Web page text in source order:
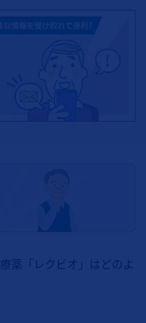
薬「レクビオ」はどのよ